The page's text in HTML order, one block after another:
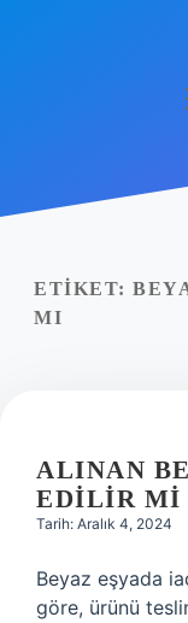
Yasal Uyarı
ETIKET:
MI
ALINAN
EDILIR MI
Tarih: Aralık 4, 2024
Beyaz eşyada
göre, ürünü